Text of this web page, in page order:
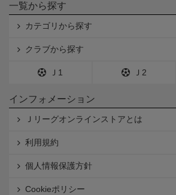
一覧から探す
カテゴリから探す
クラブから探す
Ｊ1 Ｊ2
インフォメーション
Ｊリーグオンラインストアとは
利用規約
個人情報保護方針
Cookieポリシー